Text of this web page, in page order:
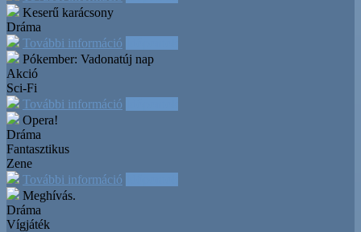
Keserű karácsony
Dráma
További információ
Pókember: Vadonatúj nap
Akció
Sci-Fi
További információ
Opera!
Dráma
Fantasztikus
Zene
További információ
Meghívás.
Dráma
Vígjáték